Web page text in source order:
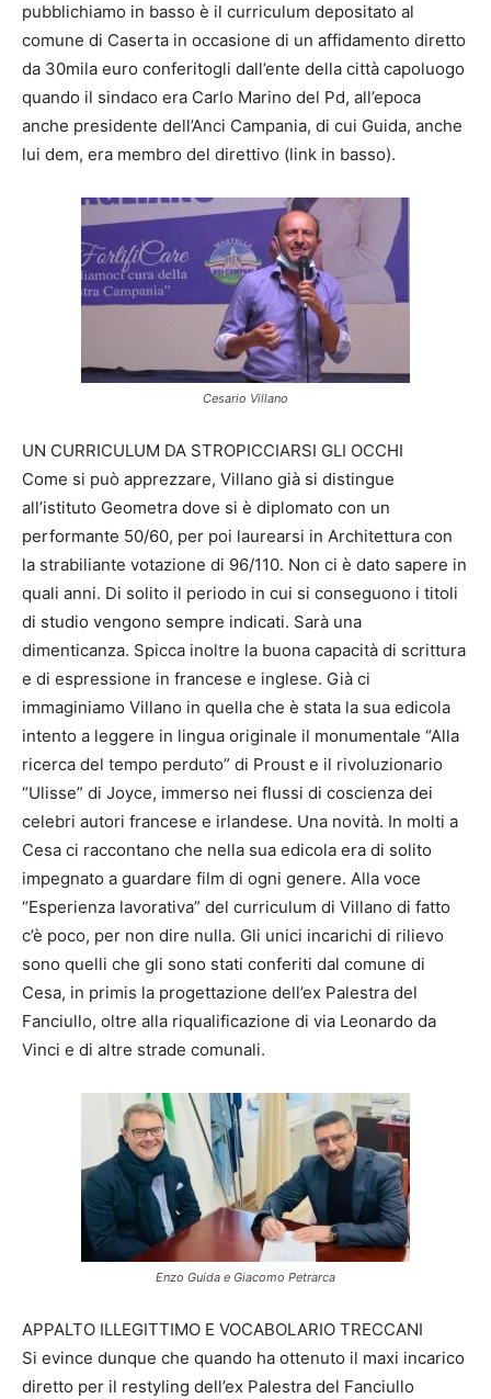
pubblichiamo in basso è il curriculum depositato al
comune di Caserta in occasione di un affidamento diretto
da 30mila euro conferitogli dall’ente della città capoluogo
quando il sindaco era Carlo Marino del Pd, all’epoca
anche presidente dell’Anci Campania, di cui Guida, anche
lui dem, era membro del direttivo (link in basso).
Cesario Villano
UN CURRICULUM DA STROPICCIARSI GLI OCCHI
Come si può apprezzare, Villano già si distingue
all’istituto Geometra dove si è diplomato con un
performante 50/60, per poi laurearsi in Architettura con
la strabiliante votazione di 96/110. Non ci è dato sapere in
quali anni. Di solito il periodo in cui si conseguono i titoli
di studio vengono sempre indicati. Sarà una
dimenticanza. Spicca inoltre la buona capacità di scrittura
e di espressione in francese e inglese. Già ci
immaginiamo Villano in quella che è stata la sua edicola
intento a leggere in lingua originale il monumentale “Alla
ricerca del tempo perduto” di Proust e il rivoluzionario
“Ulisse” di Joyce, immerso nei flussi di coscienza dei
celebri autori francese e irlandese. Una novità. In molti a
Cesa ci raccontano che nella sua edicola era di solito
impegnato a guardare film di ogni genere. Alla voce
“Esperienza lavorativa” del curriculum di Villano di fatto
c’è poco, per non dire nulla. Gli unici incarichi di rilievo
sono quelli che gli sono stati conferiti dal comune di
Cesa, in primis la progettazione dell’ex Palestra del
Fanciullo, oltre alla riqualificazione di via Leonardo da
Vinci e di altre strade comunali.
Enzo Guida e Giacomo Petrarca
APPALTO ILLEGITTIMO E VOCABOLARIO TRECCANI
Si evince dunque che quando ha ottenuto il maxi incarico
diretto per il restyling dell’ex Palestra del Fanciullo